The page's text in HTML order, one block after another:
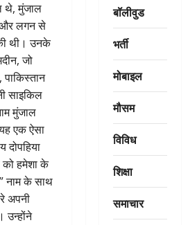
थे, मुंजाल
और लगन से
थी। उनके
जो
साइकिल
मुंजाल
एक ऐसा
दोपहिया
को हमेशा के
नाम के साथ
अपनी
उन्होंने
बॉलीवुड
भर्ती
मोबाइल
मौसम
विविध
शिक्षा
समाचार